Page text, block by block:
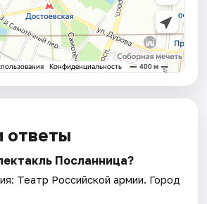
ответы
Посланница?
Театр Российской армии. Город